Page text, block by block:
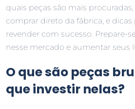
quais peças são mais
comprar direto da fábrica, e dicas
revender com sucesso. Prepare-
nesse mercado e aumentar seus
O que são peças
que investir nelas?